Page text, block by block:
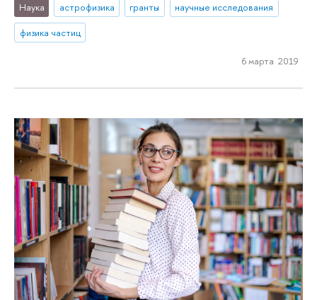
Наука астрофизика гранты
научные исследования
физика частиц
6 марта 2019